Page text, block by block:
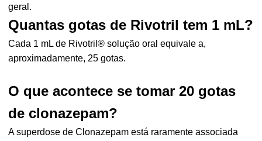
geral.
Quantas gotas de Rivotril tem 1 mL?
Cada 1 mL de Rivotril® solução oral equivale a,
aproximadamente, 25 gotas.
O que acontece se tomar 20 gotas
de clonazepam?
A superdose de Clonazepam está raramente associada